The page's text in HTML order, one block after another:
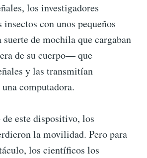
los investigadores
con unos pequeños
de mochila que cargaban
de su cuerpo— que
y las transmitían
computadora.
este dispositivo, los
la movilidad. Pero para
los científicos los